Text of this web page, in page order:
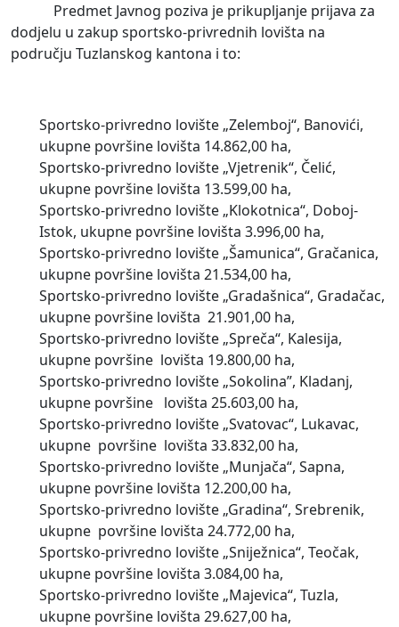
Predmet Javnog poziva je prikupljanje prijava za
dodjelu u zakup sportsko-privrednih lovišta na
području Tuzlanskog kantona i to:
Sportsko-privredno lovište „Zelemboj“, Banovići,
ukupne površine lovišta 14.862,00 ha,
Sportsko-privredno lovište „Vjetrenik“, Čelić,
ukupne površine lovišta 13.599,00 ha,
Sportsko-privredno lovište „Klokotnica“, Doboj-
Istok, ukupne površine lovišta 3.996,00 ha,
Sportsko-privredno lovište „Šamunica“, Gračanica,
ukupne površine lovišta 21.534,00 ha,
Sportsko-privredno lovište „Gradašnica“, Gradačac,
ukupne površine lovišta 21.901,00 ha,
Sportsko-privredno lovište „Spreča“, Kalesija,
ukupne površine lovišta 19.800,00 ha,
Sportsko-privredno lovište „Sokolina”, Kladanj,
ukupne površine lovišta 25.603,00 ha,
Sportsko-privredno lovište „Svatovac“, Lukavac,
ukupne površine lovišta 33.832,00 ha,
Sportsko-privredno lovište „Munjača“, Sapna,
ukupne površine lovišta 12.200,00 ha,
Sportsko-privredno lovište „Gradina“, Srebrenik,
ukupne površine lovišta 24.772,00 ha,
Sportsko-privredno lovište „Sniježnica“, Teočak,
ukupne površine lovišta 3.084,00 ha,
Sportsko-privredno lovište „Majevica“, Tuzla,
ukupne površine lovišta 29.627,00 ha,